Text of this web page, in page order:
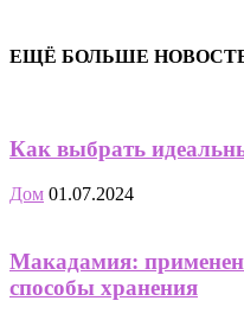
ЕЩЁ БОЛЬШЕ
Как выбрать
Дом 01.07.2024
Макадамия:
способы хранения